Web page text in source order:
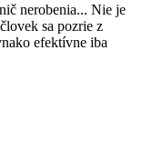
nerobenia... Nie je
sa pozrie z
efektívne iba